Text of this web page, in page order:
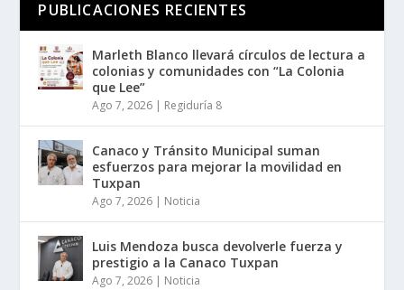
PUBLICACIONES RECIENTES
Marleth Blanco llevará círculos de lectura a
colonias y comunidades con “La Colonia
que Lee”
Ago 7, 2026 | Regiduría 8
Canaco y Tránsito Municipal suman
esfuerzos para mejorar la movilidad en
Tuxpan
Ago 7, 2026 | Noticia
Luis Mendoza busca devolverle fuerza y
prestigio a la Canaco Tuxpan
Ago 7, 2026 | Noticia